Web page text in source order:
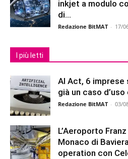
inkjet a modulo
di...
Redazione BitMAT - 17/
I più letti
AI Act, 6 imprese
già un caso
Redazione BitMAT - 03/
L’Aeroporto
Monaco di
operation con